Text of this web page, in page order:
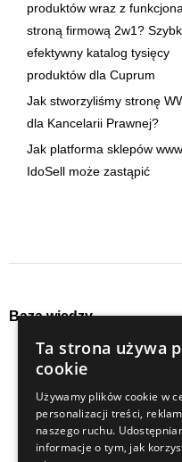
produktów wraz z
stroną firmową 2w1?
efektywny katalog tysięcy
produktów dla Cuprum
Jak stworzyliśmy stronę
dla Kancelarii Prawnej?
Jak platforma sklepów www
IdoSell może zastąpić
Baza wiedzy
audyty
content
e-commerce
logistyka
marketing automation
Ta strona używa
cookie
Używamy plików cookie w
personalizacji treści,
naszego ruchu.
informacje o tym, jak